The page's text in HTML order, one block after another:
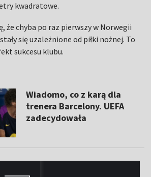
kwadratowe.
że chyba po raz pierwszy w Norwegii
się uzależnione od piłki nożnej. To
sukcesu klubu.
Wiadomo, co z karą dla
trenera Barcelony. UEFA
zadecydowała